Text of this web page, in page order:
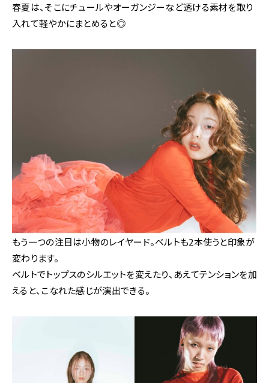
春夏は、そこにチュールやオーガンジーなど透ける素材を取り
入れて軽やかにまとめると◎
もう一つの注目は小物のレイヤード。ベルトも2本使うと印象が
変わります。
ベルトでトップスのシルエットを変えたり、あえてテンションを加
えると、こなれた感じが演出できる。